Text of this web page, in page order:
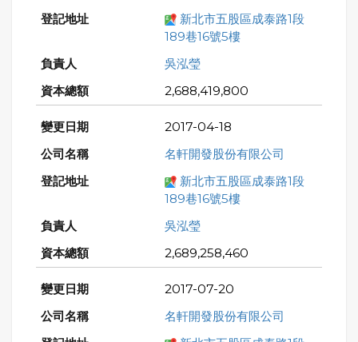
新北市五股區成泰路1段
189巷16號5樓
吳泓瑩
2,688,419,800
2017-04-18
名軒開發股份有限公司
新北市五股區成泰路1段
189巷16號5樓
吳泓瑩
2,689,258,460
2017-07-20
名軒開發股份有限公司